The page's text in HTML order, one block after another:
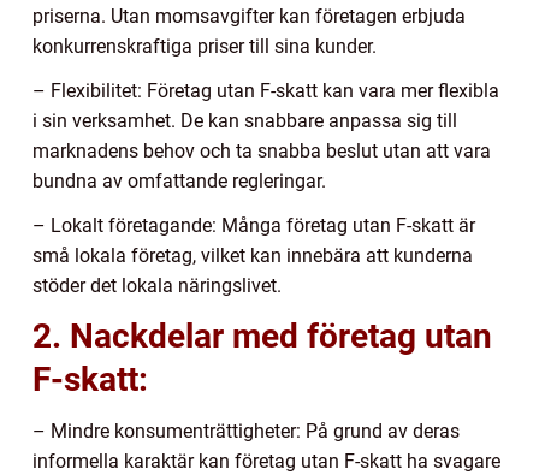
priserna. Utan momsavgifter kan företagen erbjuda
konkurrenskraftiga priser till sina kunder.
– Flexibilitet: Företag utan F-skatt kan vara mer flexibla
i sin verksamhet. De kan snabbare anpassa sig till
marknadens behov och ta snabba beslut utan att vara
bundna av omfattande regleringar.
– Lokalt företagande: Många företag utan F-skatt är
små lokala företag, vilket kan innebära att kunderna
stöder det lokala näringslivet.
2. Nackdelar med företag utan
F-skatt:
– Mindre konsumenträttigheter: På grund av deras
informella karaktär kan företag utan F-skatt ha svagare